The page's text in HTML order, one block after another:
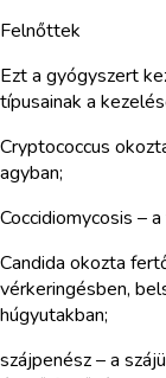
Felnőttek
Ezt a gyógyszert
típusainak a
Cryptococcus
agyban;
Coccidiomycosis –
Candida okozta
vérkeringésben,
húgyutakban;
szájpenész – a